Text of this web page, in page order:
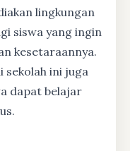
lingkungan
siswa yang ingin
kesetaraannya.
sekolah ini juga
dapat belajar